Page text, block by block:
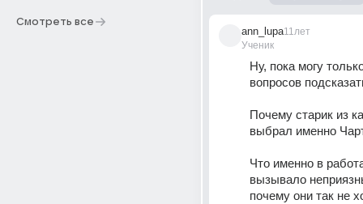
Смотреть все
ann_lupa
Ученик
11лет
Ну, пока могу
вопросов
Почему старик из
выбрал именно
Что именно в
вызывало
почему они так не